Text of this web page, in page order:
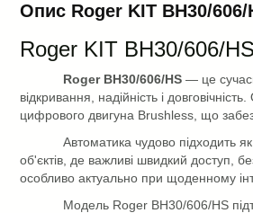
Опис Roger KIT BH30/
Roger KIT BH30/606/HS
Roger BH30/606/HS — це
відкривання, надійність і
цифрового двигуна Brushless, що
Автоматика чудово підходить
об'єктів, де важливі швидкий доступ,
особливо актуально при щоденному
Модель Roger BH30/606/HS